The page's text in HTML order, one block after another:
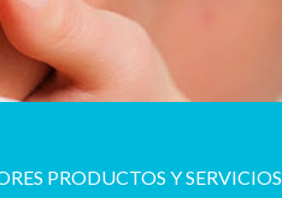
PRODUCTOS Y SERVICIOS